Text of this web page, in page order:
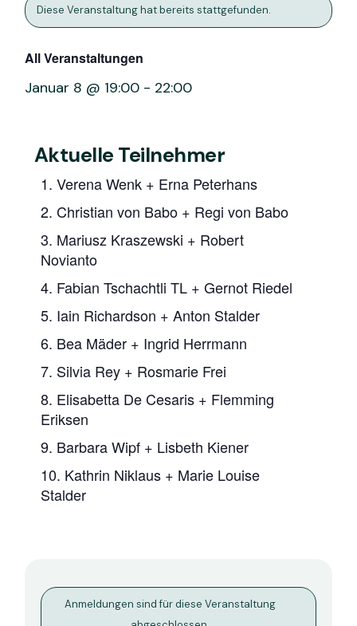
Diese Veranstaltung hat bereits stattgefunden.
All Veranstaltungen
Januar 8 @ 19:00 - 22:00
Aktuelle Teilnehmer
1. Verena Wenk + Erna Peterhans
2. Christian von Babo + Regi von Babo
3. Mariusz Kraszewski + Robert
Novianto
4. Fabian Tschachtli TL + Gernot Riedel
5. Iain Richardson + Anton Stalder
6. Bea Mäder + Ingrid Herrmann
7. Silvia Rey + Rosmarie Frei
8. Elisabetta De Cesaris + Flemming
Eriksen
9. Barbara Wipf + Lisbeth Kiener
10. Kathrin Niklaus + Marie Louise
Stalder
Anmeldungen sind für diese Veranstaltung